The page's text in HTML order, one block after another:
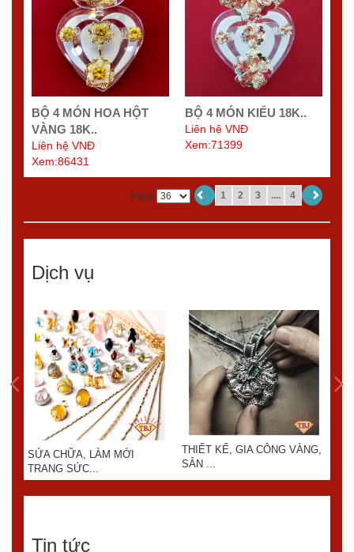
BỘ 4 MÓN HOA HỘT
VÀNG 18K..
Liên hệ VNĐ
Xem:86431
BỘ 4 MÓN KIỂU 18K..
Liên hệ VNĐ
Xem:71399
Page 1 2 3 .... 4
Dịch vụ
SỬA CHỮA, LÀM MỚI
TRANG SỨC...
THIẾT KẾ, GIA CÔNG VÀNG,
SẢN ...
Tin tức